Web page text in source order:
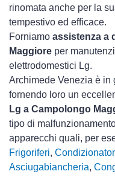
rinomata anche per la
tempestivo ed efficace.
Forniamo assistenza a
Maggiore per
elettrodomestici Lg.
Archimede Venezia è in
fornendo loro un
Lg a Campolongo
tipo di
apparecchi quali, per
Frigoriferi,
Asciugabiancheria,